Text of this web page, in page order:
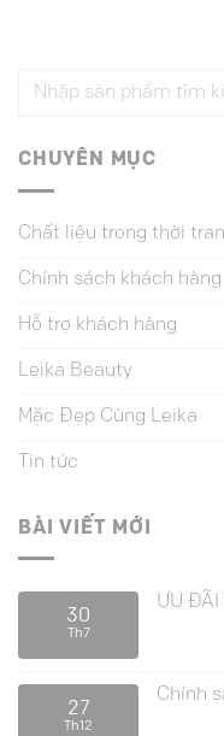
CHUYÊN MỤC
Chất liệu trong thời
Chính sách khách hàng
Hỗ trợ khách hàng
Leika Beauty
Mặc Đẹp Cùng Leika
Tin tức
BÀI VIẾT MỚI
30
Th7
ƯU ĐÃI
27
Th12
Chính